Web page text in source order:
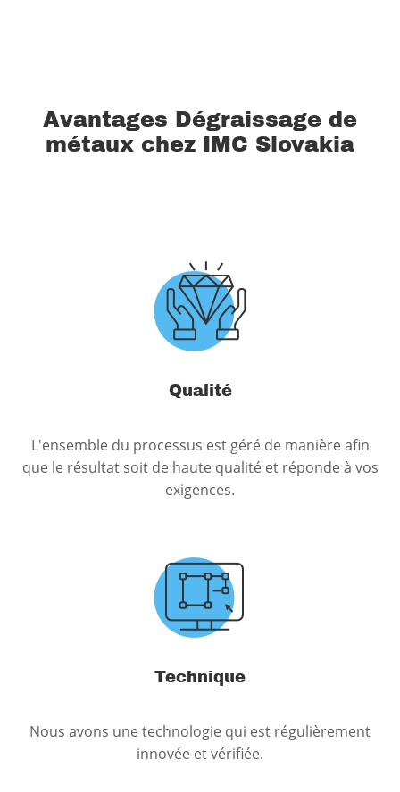
Avantages Dégraissage de
métaux chez IMC Slovakia
Qualité
L'ensemble du processus est géré de manière afin
que le résultat soit de haute qualité et réponde à vos
exigences.
Technique
Nous avons une technologie qui est régulièrement
innovée et vérifiée.